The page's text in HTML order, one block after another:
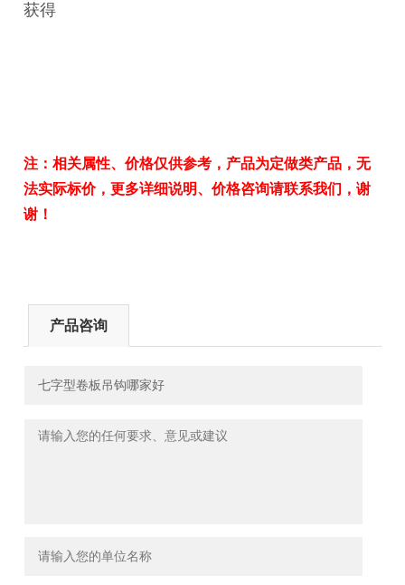
获得
注：相关属性、价格仅供参考，产品为定做类产品，无
法实际标价，更多详细说明、价格咨询请联系我们，谢
谢！
产品咨询